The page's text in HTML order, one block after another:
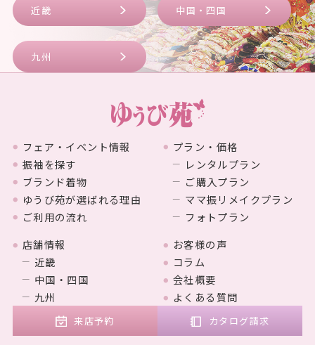
近畿 中国・四国
九州
フェア・イベント情報
振袖を探す
ブランド着物
ゆうび苑が選ばれる理由
ご利用の流れ
プラン・価格
レンタルプラン
ご購入プラン
ママ振リメイクプラン
フォトプラン
店舗情報
近畿
中国・四国
九州
お客様の声
コラム
会社概要
よくある質問
来店予約 カタログ請求